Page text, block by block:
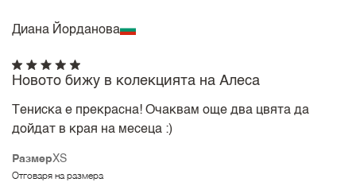
Диана Йорданова
РазмерXS
Отговаря на размера
Новото бижу в колекцията на Алеса
Тениска е прекрасна! Очаквам още два цвята да
дойдат в края на месеца :)